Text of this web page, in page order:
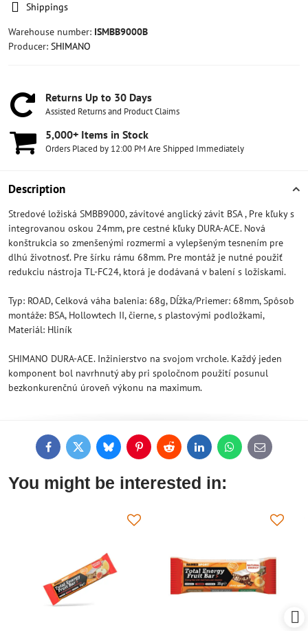
Shippings
Warehouse number: ISMBB9000B
Producer: SHIMANO
Returns Up to 30 Days
Assisted Returns and Product Claims
5,000+ Items in Stock
Orders Placed by 12:00 PM Are Shipped Immediately
Description
Stredové ložiská SMBB9000, závitové anglický závit BSA , Pre kľuky s
integrovanou oskou 24mm, pre cestné kľuky DURA-ACE. Nová
konštrukcia so zmenšenými rozmermi a vylepšeným tesnením pre
dlhú životnosť. Pre šírku rámu 68mm. Pre montáž je nutné použiť
redukciu nástroja TL-FC24, ktorá je dodávaná v balení s ložiskami.
Typ: ROAD, Celková váha balenia: 68g, Dĺžka/Priemer: 68mm, Spôsob
montáže: BSA, Hollowtech II, čierne, s plastovými podložkami,
Materiál: Hliník
SHIMANO DURA-ACE. Inžinierstvo na svojom vrchole. Každý jeden
komponent bol navrhnutý aby pri spoločnom použití posunul
bezkonkurenčnú úroveň výkonu na maximum.
FacebookTwitterBlueskyPinterestReddit LinkedInWhatsApp
E-
mail
You might be interested in: